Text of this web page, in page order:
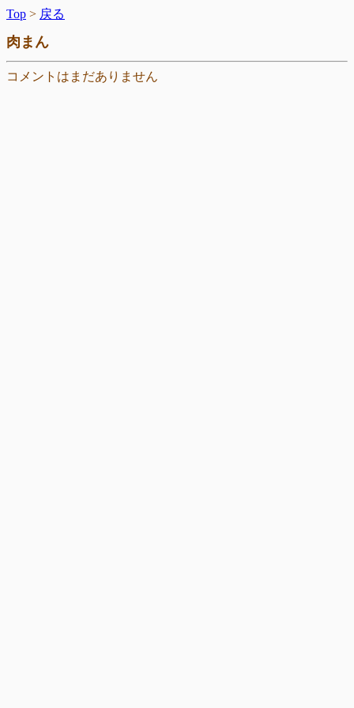
Top > 戻る
肉まん
コメントはまだありません